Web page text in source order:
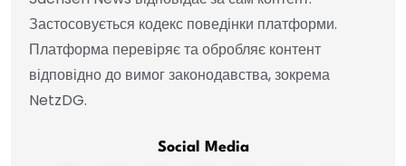
Застосовується кодекс поведінки платформи.
Платформа перевіряє та обробляє контент
відповідно до вимог законодавства, зокрема
NetzDG.
Social Media